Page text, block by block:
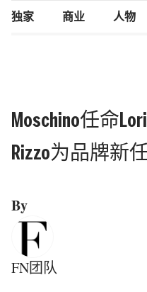
独家 商业 人物
Moschino任命
Rizzo为品牌新
By
FN团队